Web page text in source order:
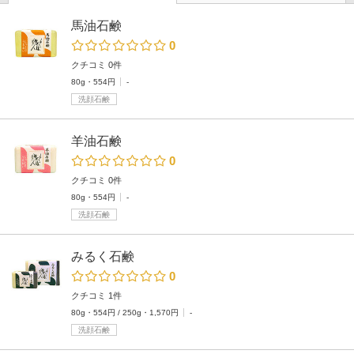
馬油石鹸
0
クチコミ 0件
80g・554円
-
洗顔石鹸
羊油石鹸
0
クチコミ 0件
80g・554円
-
洗顔石鹸
みるく石鹸
0
クチコミ 1件
80g・554円 / 250g・1,570円
-
洗顔石鹸